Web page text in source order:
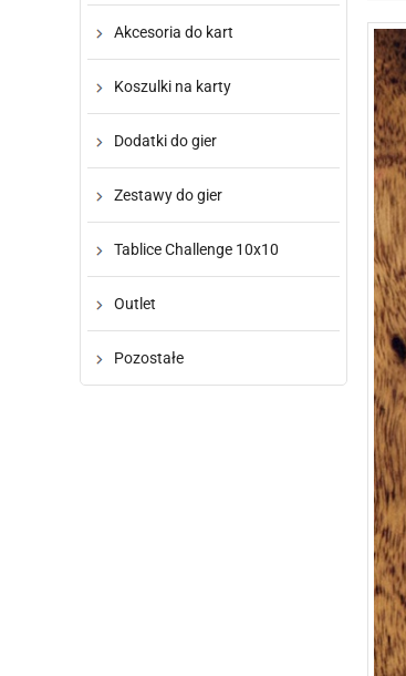
Akcesoria do kart
Koszulki na karty
Dodatki do gier
Zestawy do gier
Tablice Challenge 10x10
Outlet
Pozostałe